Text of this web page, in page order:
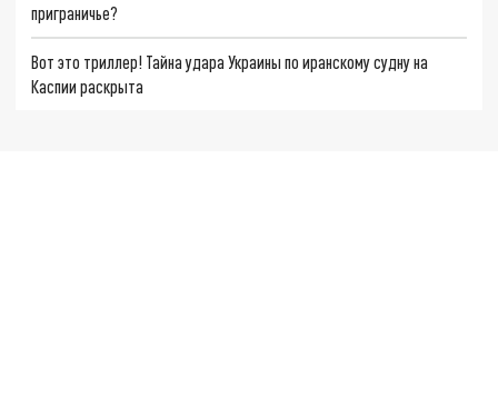
приграничье?
Вот это триллер! Тайна удара Украины по иранскому судну на
Каспии раскрыта